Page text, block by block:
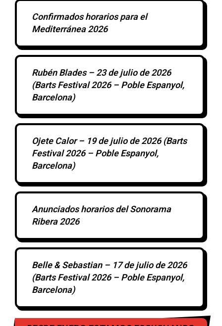
Confirmados horarios para el
Mediterránea 2026
Rubén Blades – 23 de julio de 2026
(Barts Festival 2026 – Poble Espanyol,
Barcelona)
Ojete Calor – 19 de julio de 2026 (Barts
Festival 2026 – Poble Espanyol,
Barcelona)
Anunciados horarios del Sonorama
Ribera 2026
Belle & Sebastian – 17 de julio de 2026
(Barts Festival 2026 – Poble Espanyol,
Barcelona)